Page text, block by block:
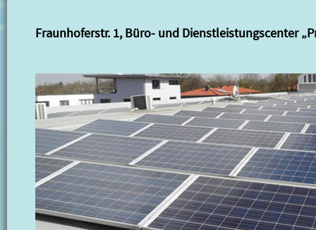
Fraunhoferstr. 1, Büro- und Dienstleistungscenter